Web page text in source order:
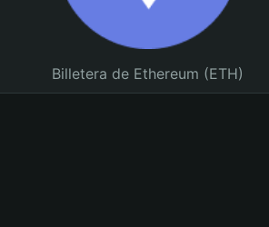
Billetera de Ethereum (ETH)